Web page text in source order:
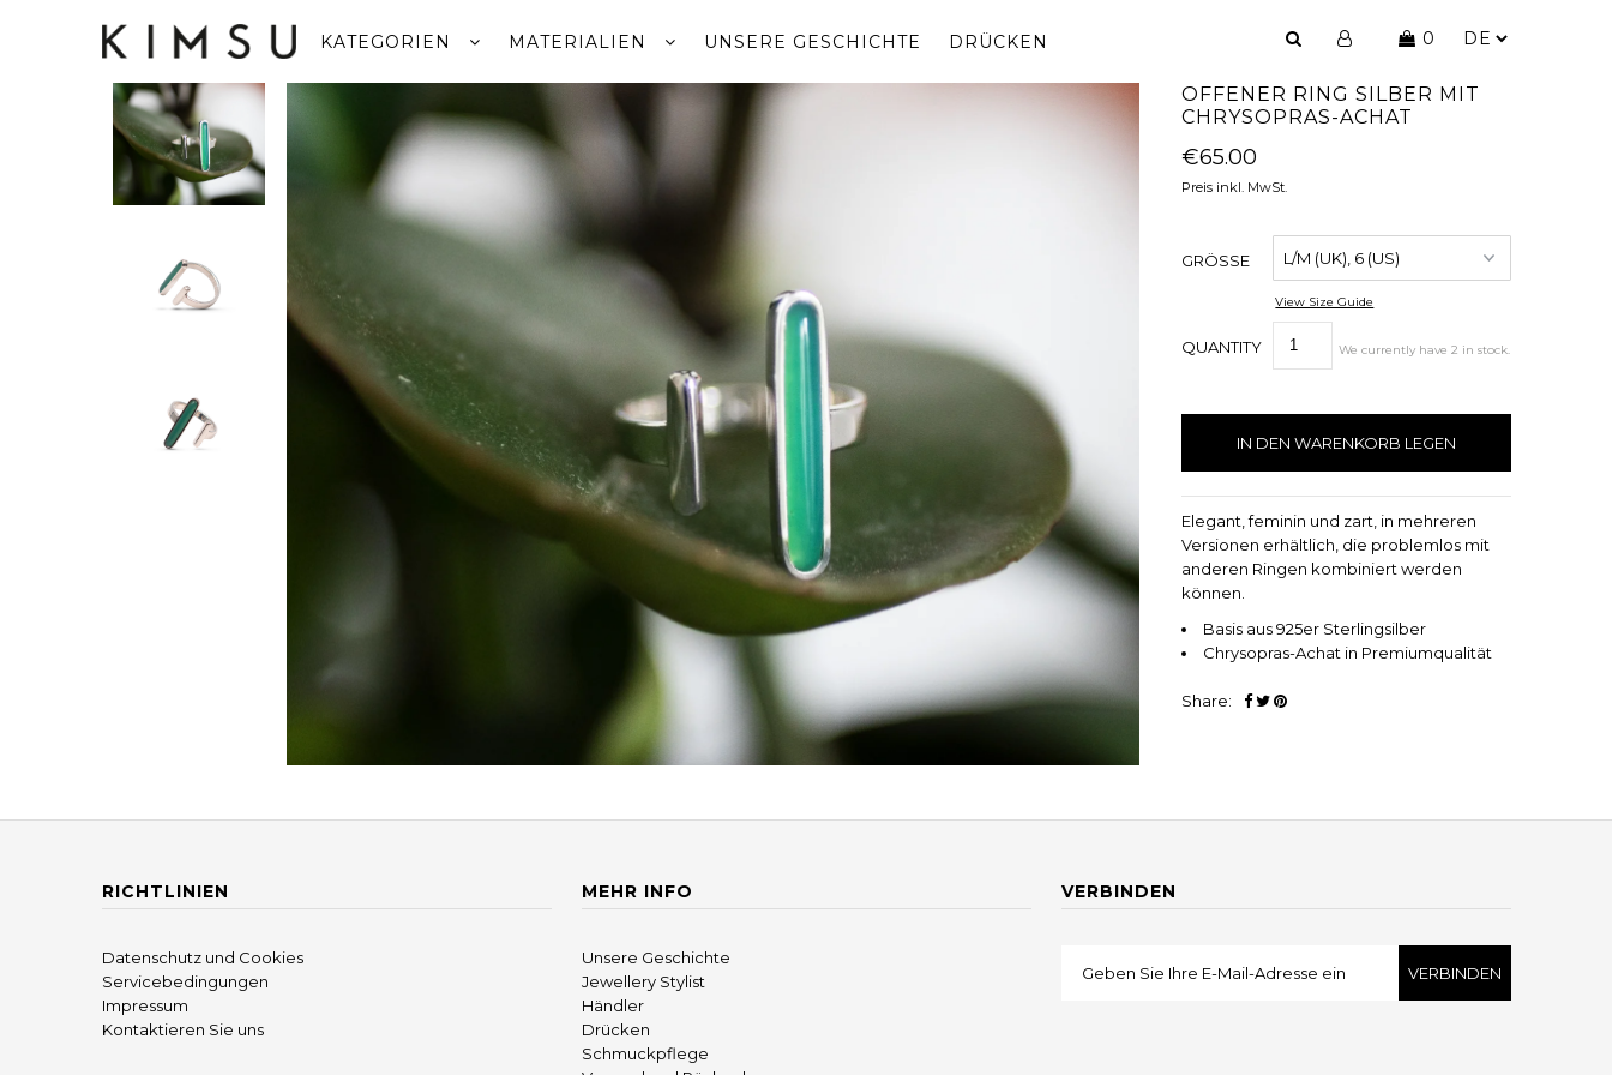
KATEGORIEN MATERIALIEN UNSERE GESCHICHTE DRÜCKEN 0
OFFENER RING SILBER MIT
CHRYSOPRAS-ACHAT
€65.00
Preis inkl. MwSt.
GRÖSSE
View Size Guide
QUANTITY We currently have 2 in stock.
Elegant, feminin und zart, in mehreren
Versionen erhältlich, die problemlos mit
anderen Ringen kombiniert werden
können.
Basis aus 925er Sterlingsilber
Chrysopras-Achat in Premiumqualität
Share:
RICHTLINIEN
Datenschutz und Cookies
Servicebedingungen
Impressum
Kontaktieren Sie uns
MEHR INFO
Unsere Geschichte
Jewellery Stylist
Händler
Drücken
Schmuckpflege
VERBINDEN